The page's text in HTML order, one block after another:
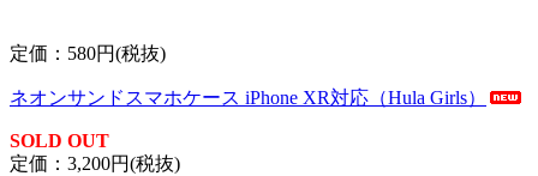
定価：580円(税抜)
ネオンサンドスマホケース iPhone XR対応（Hula Girls）
SOLD OUT
定価：3,200円(税抜)